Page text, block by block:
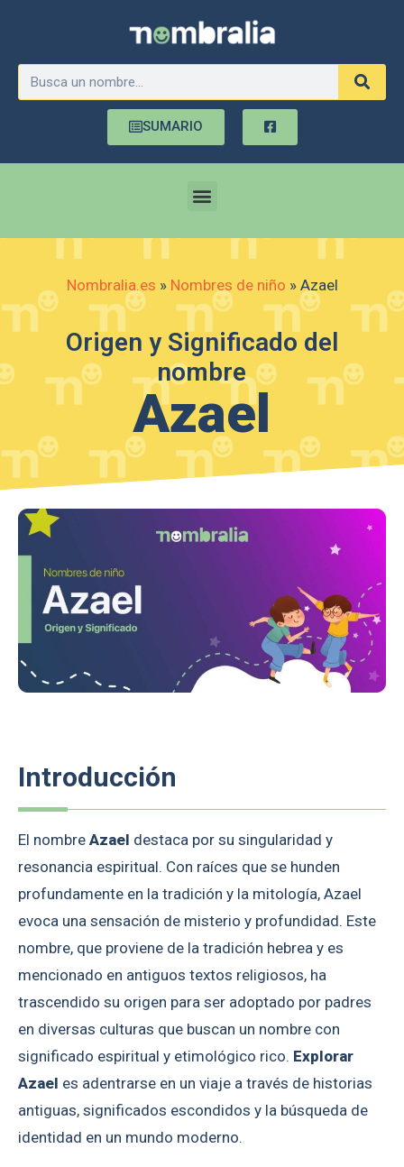
SUMARIO
Nombralia.es » Nombres de niño » Azael
Origen y Significado del
nombre
Azael
Introducción
El nombre Azael destaca por su singularidad y
resonancia espiritual. Con raíces que se hunden
profundamente en la tradición y la mitología, Azael
evoca una sensación de misterio y profundidad. Este
nombre, que proviene de la tradición hebrea y es
mencionado en antiguos textos religiosos, ha
trascendido su origen para ser adoptado por padres
en diversas culturas que buscan un nombre con
significado espiritual y etimológico rico. Explorar
Azael es adentrarse en un viaje a través de historias
antiguas, significados escondidos y la búsqueda de
identidad en un mundo moderno.